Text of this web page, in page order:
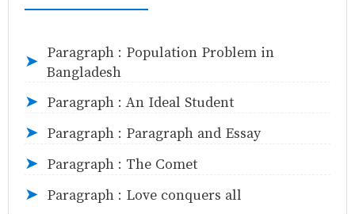
➤
Paragraph : Population Problem in
Bangladesh
➤ Paragraph : An Ideal Student
➤ Paragraph : Paragraph and Essay
➤ Paragraph : The Comet
➤ Paragraph : Love conquers all